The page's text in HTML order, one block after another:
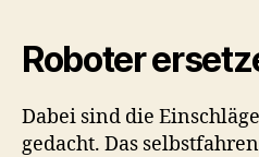
Roboter
Dabei sind die
gedacht. Das